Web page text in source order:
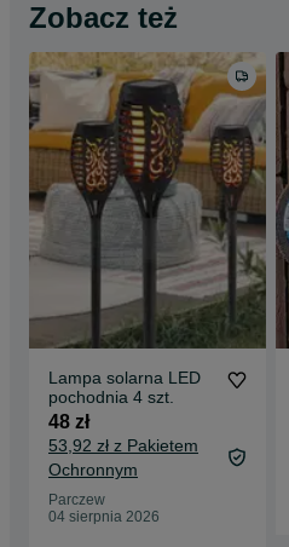
Zobacz też
Lampa solarna LED
pochodnia 4 szt.
48 zł
53,92 zł z Pakietem
Ochronnym
Parczew
04 sierpnia 2026